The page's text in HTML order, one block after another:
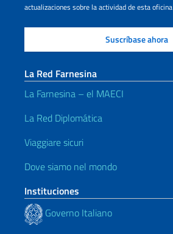
actualizaciones sobre la actividad de esta oficina
La Red Farnesina
La Farnesina – el MAECI
La Red Diplomática
Viaggiare sicuri
Dove siamo nel mondo
Instituciones
Governo Italiano